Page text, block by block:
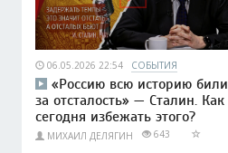
06.05.2026 22:54 СОБЫТИЯ
«Россию всю историю били
за отсталость» — Сталин. Как
сегодня избежать этого?
МИХАИЛ ДЕЛЯГИН 643